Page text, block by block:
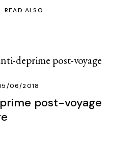
READ ALSO
06/2018
post-voyage